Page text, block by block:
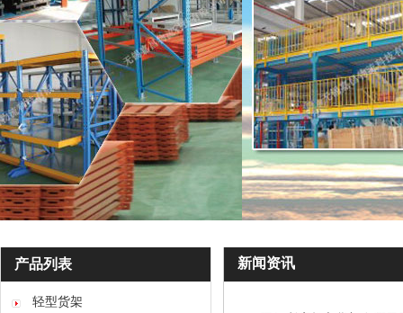
产品列表
轻型货架
新闻资讯